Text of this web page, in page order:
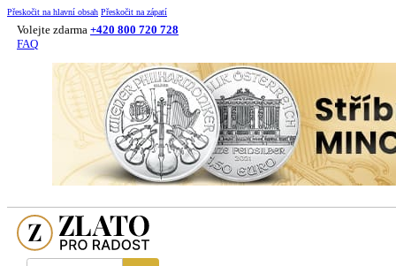
Přeskočit na hlavní obsah Přeskočit na zápatí
Volejte zdarma +420 800 720 728
FAQ